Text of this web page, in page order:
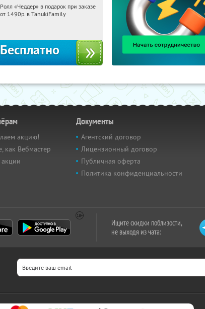
21:36:10 Получили:108
Ролл «Чеддер» в подарок при заказе
от 1490р. в TanukiFamily
Бесплатно
акцию!
как Вебмастер
Документы
Агентский договор
Лицензионный договор
Публичная оферта
Политика конфиденциальности
Ищите скидки поблизости,
не выходя из чата: